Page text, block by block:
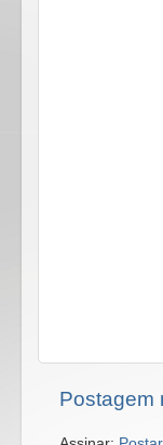
Postagem